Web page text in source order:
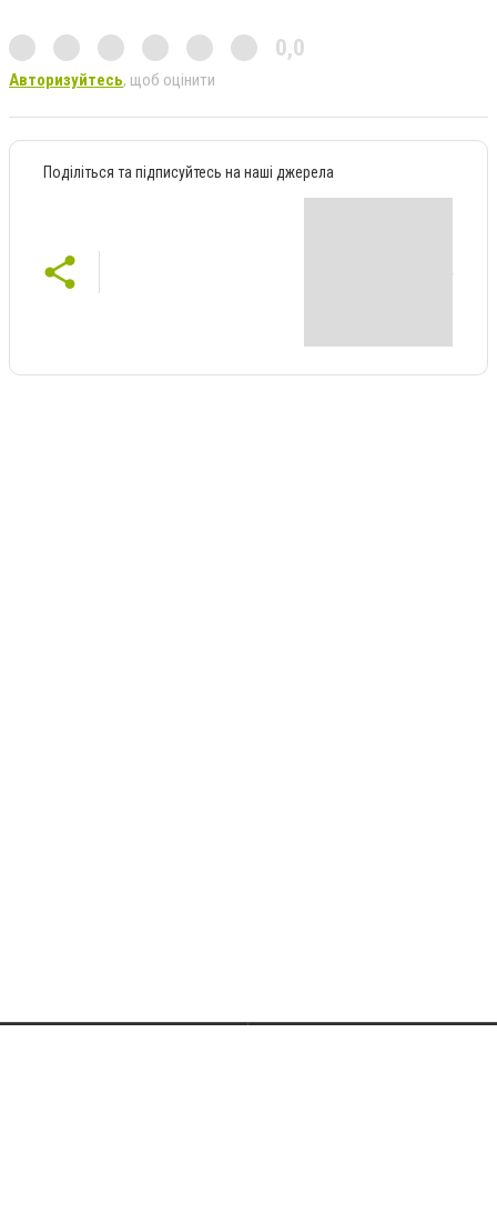
0,0
Авторизуйтесь, щоб оцінити
Поділіться та підписуйтесь на наші джерела